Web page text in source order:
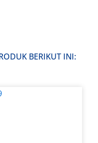
BERIKUT INI: